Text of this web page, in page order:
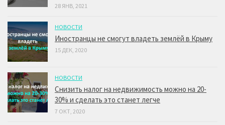
28 ЯНВ, 2021
НОВОСТИ
Иностранцы не смогут владеть землёй в Крыму
15 ДЕК, 2020
НОВОСТИ
Снизить налог на недвижимость можно на 20-
30% и сделать это станет легче
7 ОКТ, 2020